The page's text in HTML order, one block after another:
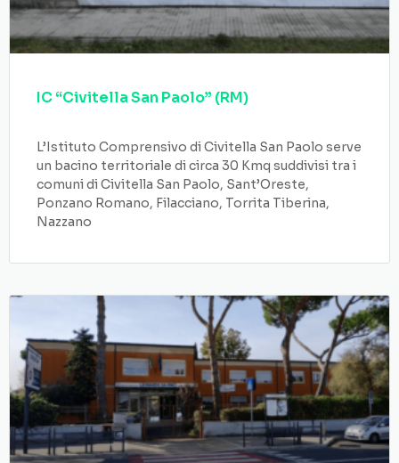
IC “Civitella San Paolo” (RM)
L’Istituto Comprensivo di Civitella San Paolo serve
un bacino territoriale di circa 30 Kmq suddivisi tra i
comuni di Civitella San Paolo, Sant’Oreste,
Ponzano Romano, Filacciano, Torrita Tiberina,
Nazzano